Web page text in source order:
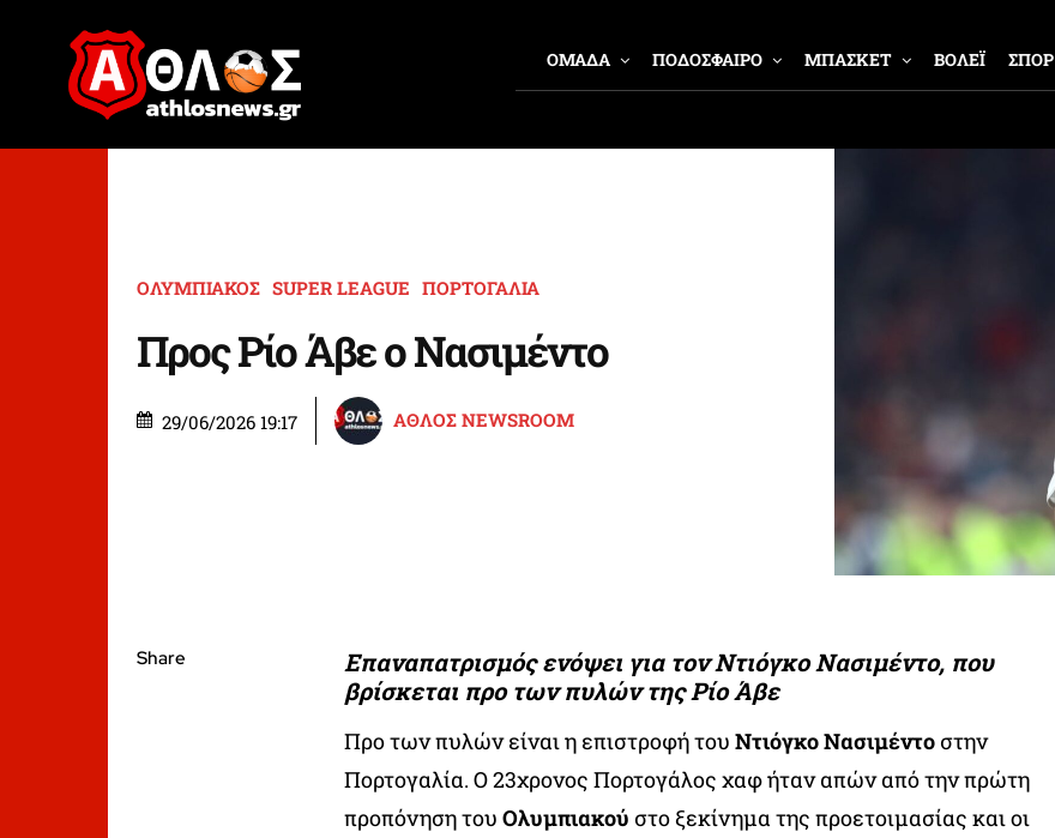
ΟΜΑΔΑ ΠΟΔΟΣΦΑΙΡΟ ΜΠΑΣΚΕΤ ΒΟΛΕΪ ΣΠΟΡ
ΟΛΥΜΠΙΑΚΟΣ SUPER LEAGUE ΠΟΡΤΟΓΑΛΙΑ
Προς Ρίο Άβε ο Νασιμέντο
29/06/2026 19:17 ΑΘΛΟΣ NEWSROOM
Share
Επαναπατρισμός ενόψει για τον Ντιόγκο Νασιμέντο, που
βρίσκεται προ των πυλών της Ρίο Άβε
Προ των πυλών είναι η επιστροφή τουΝτιόγκο Νασιμέντο στην
Πορτογαλία. O 23χρονος Πορτογάλος χαφ ήταν απών από την πρώτη
προπόνηση τουΟλυμπιακού στο ξεκίνημα της προετοιμασίας και οι